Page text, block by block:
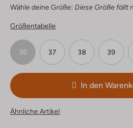
Wähle deine Größe: Diese Größe fällt
Größentabelle
36 37 38 39
In den
Ähnliche Artikel